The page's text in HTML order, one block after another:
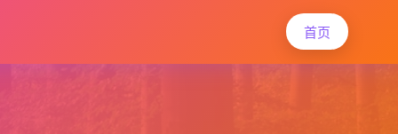
首页